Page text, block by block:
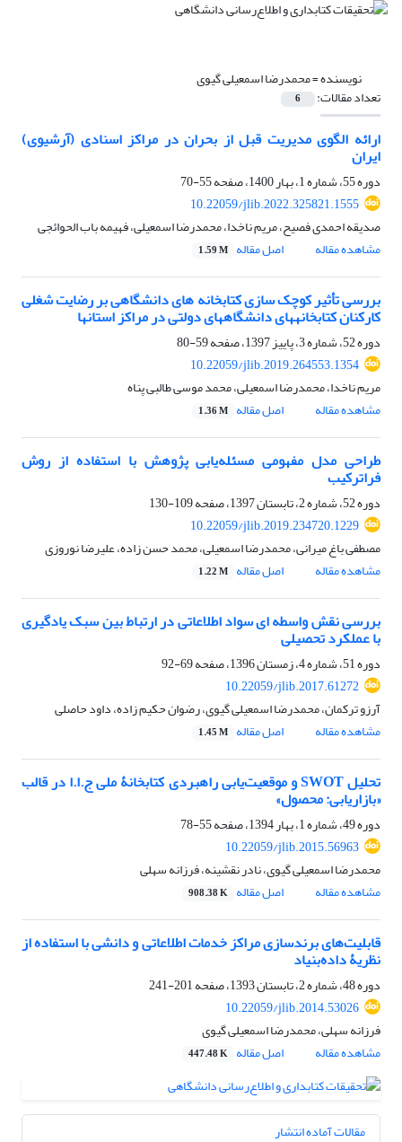
نویسنده =محمدرضا اسمعیلی گیوی
تعداد مقالات: 6
ارائه الگوی مدیریت قبل از بحران در مراکز اسنادی (آرشیوی)
ایران
دوره 55، شماره 1، بهار 1400، صفحه
55-70
10.22059/jlib.2022.325821.1555
صدیقه احمدی فصیح، مریم ناخدا، محمدرضا اسمعیلی، فهیمه باب الحوائجی
مشاهده مقاله
اصل مقاله 1.59 M
بررسی تأثیر کوچک‏ سازی کتابخانه‏ های دانشگاهی بر رضایت شغلی
کارکنان کتابخانه‎های دانشگاه‏های دولتی در مراکز استان‏ها
دوره 52، شماره 3، پاییز 1397، صفحه
59-80
10.22059/jlib.2019.264553.1354
مریم ناخدا، محمدرضا اسمعیلی، محمد موسی طالبی پناه
مشاهده مقاله
اصل مقاله 1.36 M
طراحی مدل مفهومی مسئله‌یابی پژوهش با استفاده از روش
فراترکیب
دوره 52، شماره 2، تابستان 1397، صفحه
109-130
10.22059/jlib.2019.234720.1229
مصطفی باغ میرانی، محمدرضا اسمعیلی، محمد حسن زاده، علیرضا نوروزی
مشاهده مقاله
اصل مقاله 1.22 M
بررسی نقش واسطه ای سواد اطلاعاتی در ارتباط بین سبک یادگیری
با عملکرد تحصیلی
دوره 51، شماره 4، زمستان 1396، صفحه
69-92
10.22059/jlib.2017.61272
آرزو ترکمان، محمدرضا اسمعیلی گیوی، رضوان حکیم زاده، داود حاصلی
مشاهده مقاله
اصل مقاله 1.45 M
تحلیل SWOT و موقعیت‌یابی راهبردی کتابخانۀ ملی ج.ا.ا در قالب
«بازاریابی: محصول»
دوره 49، شماره 1، بهار 1394، صفحه
55-78
10.22059/jlib.2015.56963
محمدرضا اسمعیلی گیوی، نادر نقشینه، فرزانه سهلی
مشاهده مقاله
اصل مقاله 908.38 K
قابلیت‌های برندسازی مراکز خدمات اطلاعاتی و دانشی با استفاده از
نظریۀ داده‌بنیاد
دوره 48، شماره 2، تابستان 1393، صفحه
201-241
10.22059/jlib.2014.53026
فرزانه سهلی، محمدرضا اسمعیلی گیوی
مشاهده مقاله
اصل مقاله 447.48 K
مقالات آماده انتشار